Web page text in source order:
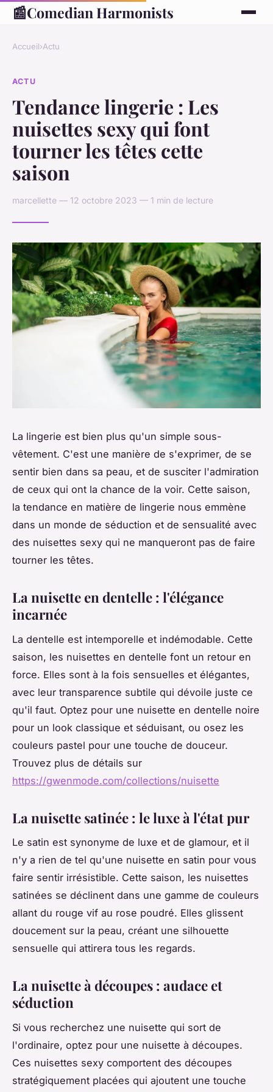
📰Comedian Harmonists
Accueil›Actu
ACTU
Tendance lingerie : Les
nuisettes sexy qui font
tourner les têtes cette
saison
marcellette — 12 octobre 2023 — 1 min de lecture
La lingerie est bien plus qu'un simple sous-
vêtement. C'est une manière de s'exprimer, de se
sentir bien dans sa peau, et de susciter l'admiration
de ceux qui ont la chance de la voir. Cette saison,
la tendance en matière de lingerie nous emmène
dans un monde de séduction et de sensualité avec
des nuisettes sexy qui ne manqueront pas de faire
tourner les têtes.
La nuisette en dentelle : l'élégance
incarnée
La dentelle est intemporelle et indémodable. Cette
saison, les nuisettes en dentelle font un retour en
force. Elles sont à la fois sensuelles et élégantes,
avec leur transparence subtile qui dévoile juste ce
qu'il faut. Optez pour une nuisette en dentelle noire
pour un look classique et séduisant, ou osez les
couleurs pastel pour une touche de douceur.
Trouvez plus de détails sur
https://gwenmode.com/collections/nuisette
La nuisette satinée : le luxe à l'état pur
Le satin est synonyme de luxe et de glamour, et il
n'y a rien de tel qu'une nuisette en satin pour vous
faire sentir irrésistible. Cette saison, les nuisettes
satinées se déclinent dans une gamme de couleurs
allant du rouge vif au rose poudré. Elles glissent
doucement sur la peau, créant une silhouette
sensuelle qui attirera tous les regards.
La nuisette à découpes : audace et
séduction
Si vous recherchez une nuisette qui sort de
l'ordinaire, optez pour une nuisette à découpes.
Ces nuisettes sexy comportent des découpes
stratégiquement placées qui ajoutent une touche